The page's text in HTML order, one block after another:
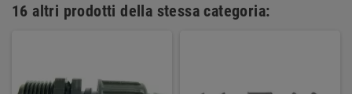
16 altri prodotti della stessa categoria: